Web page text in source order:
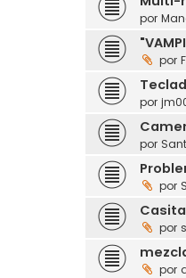
por
por
por
por
por
por
por